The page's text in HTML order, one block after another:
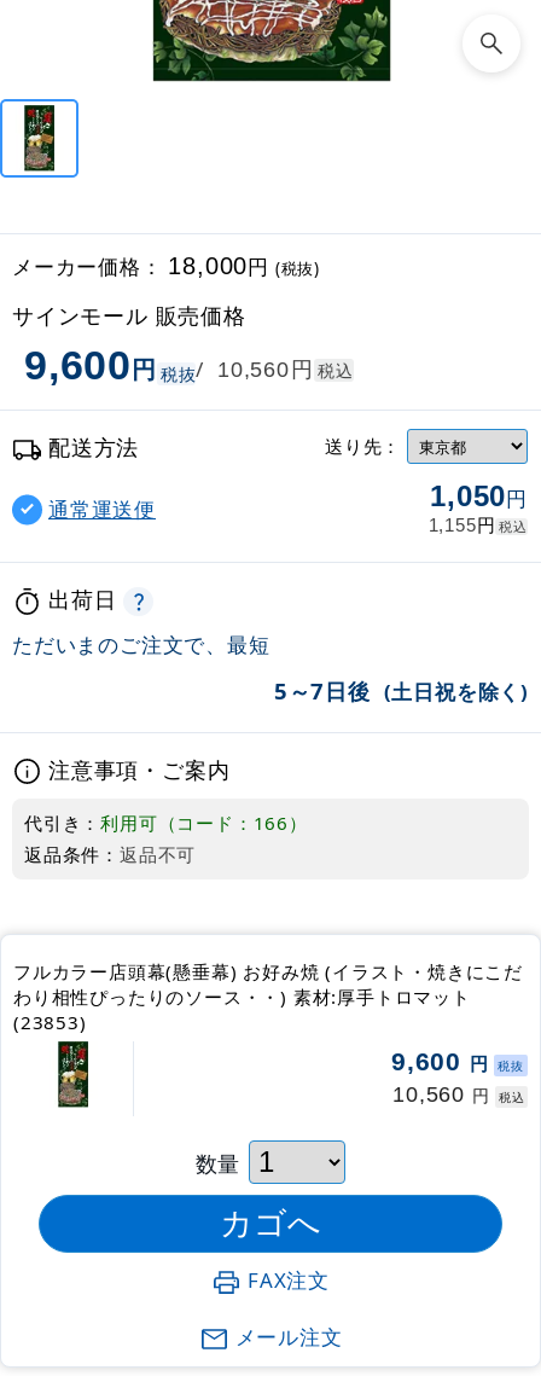
メーカー価格： 18,000円 (税抜)
サインモール 販売価格
9,600円 税抜/ 10,560円 税込
配送方法 送り先：
通常運送便 1,050円
1,155円 税込
出荷日
ただいまのご注文で、最短
5～7日後 (土日祝を除く)
注意事項・ご案内
代引き：利用可（コード：166）
返品条件： 返品不可
フルカラー店頭幕(懸垂幕) お好み焼 (イラスト・焼きにこだ
わり相性ぴったりのソース・・) 素材:厚手トロマット
(23853)
9,600 円 税抜
10,560 円 税込
数量
FAX注文
メール注文